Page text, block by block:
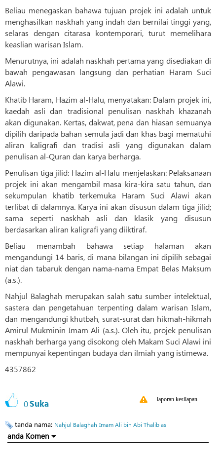
Beliau menegaskan bahawa tujuan projek ini adalah untuk
menghasilkan naskhah yang indah dan bernilai tinggi yang,
selaras dengan citarasa kontemporari, turut memelihara
keaslian warisan Islam.
Menurutnya, ini adalah naskhah pertama yang disediakan di
bawah pengawasan langsung dan perhatian Haram Suci
Alawi.
Khatib Haram, Hazim al-Halu, menyatakan: Dalam projek ini,
kaedah asli dan tradisional penulisan naskhah khazanah
akan digunakan. Kertas, dakwat, pena dan hiasan semuanya
dipilih daripada bahan semula jadi dan khas bagi mematuhi
aliran kaligrafi dan tradisi asli yang digunakan dalam
penulisan al-Quran dan karya berharga.
Penulisan tiga jilid: Hazim al-Halu menjelaskan: Pelaksanaan
projek ini akan mengambil masa kira-kira satu tahun, dan
sekumpulan khatib terkemuka Haram Suci Alawi akan
terlibat di dalamnya. Karya ini akan disusun dalam tiga jilid;
sama seperti naskhah asli dan klasik yang disusun
berdasarkan aliran kaligrafi yang diiktiraf.
Beliau menambah bahawa setiap halaman akan
mengandungi 14 baris, di mana bilangan ini dipilih sebagai
niat dan tabaruk dengan nama-nama Empat Belas Maksum
(a.s.).
Nahjul Balaghah merupakan salah satu sumber intelektual,
sastera dan pengetahuan terpenting dalam warisan Islam,
dan mengandungi khutbah, surat-surat dan hikmah-hikmah
Amirul Mukminin Imam Ali (a.s.). Oleh itu, projek penulisan
naskhah berharga yang disokong oleh Makam Suci Alawi ini
mempunyai kepentingan budaya dan ilmiah yang istimewa.
4357862
0Suka laporan kesilapan
tanda nama: Nahjul Balaghah Imam Ali bin Abi Thalib as
anda Komen